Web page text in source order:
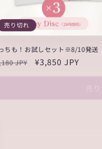
売り切れ
ちも！お試しセット※8/10発送
JPY
セ
価
¥3,850 JPY